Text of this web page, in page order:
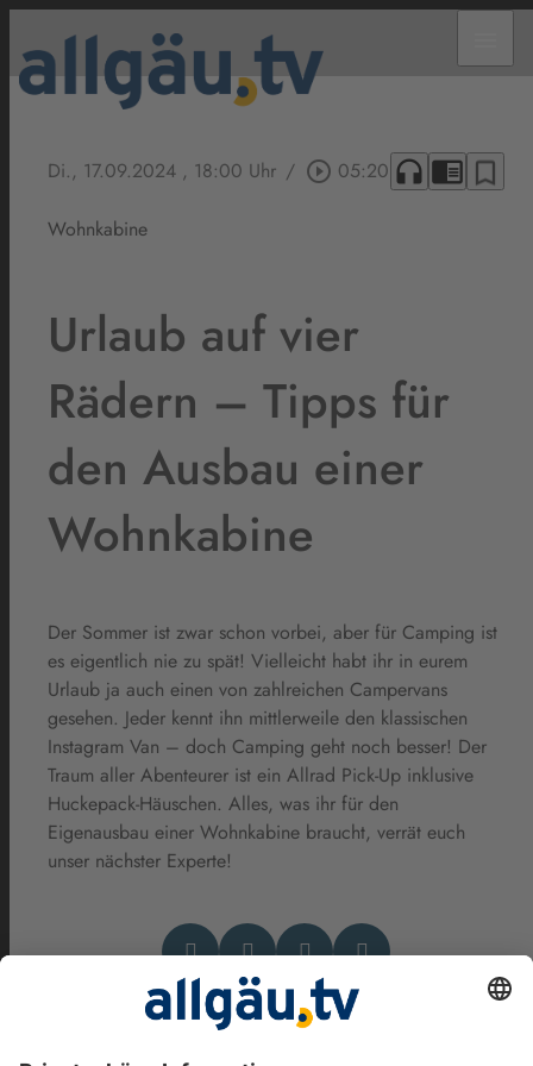
Di., 17.09.2024 , 18:00 Uhr / play_circle_outline 05:20 headphones chrome_reader_mode bookmark_border
Wohnkabine
Urlaub auf vier
Rädern – Tipps für
den Ausbau einer
Wohnkabine
Der Sommer ist zwar schon vorbei, aber für Camping ist
es eigentlich nie zu spät! Vielleicht habt ihr in eurem
Urlaub ja auch einen von zahlreichen Campervans
gesehen. Jeder kennt ihn mittlerweile den klassischen
Instagram Van – doch Camping geht noch besser! Der
Traum aller Abenteurer ist ein Allrad Pick-Up inklusive
Huckepack-Häuschen. Alles, was ihr für den
Eigenausbau einer Wohnkabine braucht, verrät euch
unser nächster Experte!